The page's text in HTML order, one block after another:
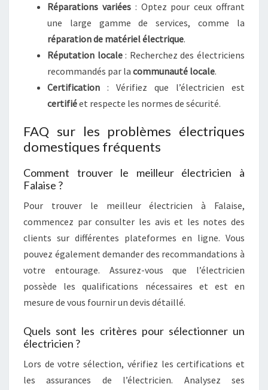
Réparations variées: Optez pour ceux offrant
une large gamme de services, comme la
réparation de matériel électrique.
Réputation locale: Recherchez des électriciens
recommandés par la communauté locale.
Certification : Vérifiez que l’électricien est
certifiéet respecte les normes de sécurité.
FAQ sur les problèmes électriques
domestiques fréquents
Comment trouver le meilleur électricien à
Falaise ?
Pour trouver le meilleur électricien à Falaise,
commencez par consulter les avis et les notes des
clients sur différentes plateformes en ligne. Vous
pouvez également demander des recommandations à
votre entourage. Assurez-vous que l’électricien
possède les qualifications nécessaires et est en
mesure de vous fournir un devis détaillé.
Quels sont les critères pour sélectionner un
électricien ?
Lors de votre sélection, vérifiez les certifications et
les assurances de l’électricien. Analysez ses